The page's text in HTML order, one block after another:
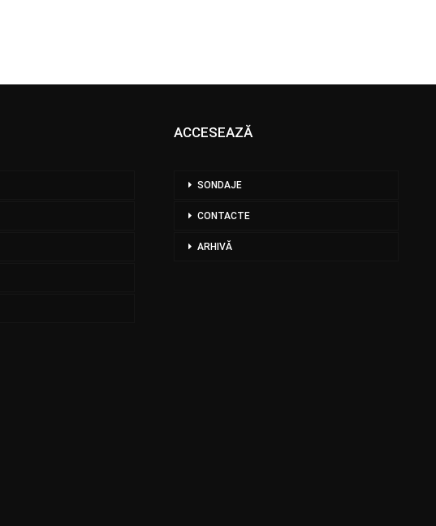
ACCESEAZĂ
SONDAJE
CONTACTE
ARHIVĂ